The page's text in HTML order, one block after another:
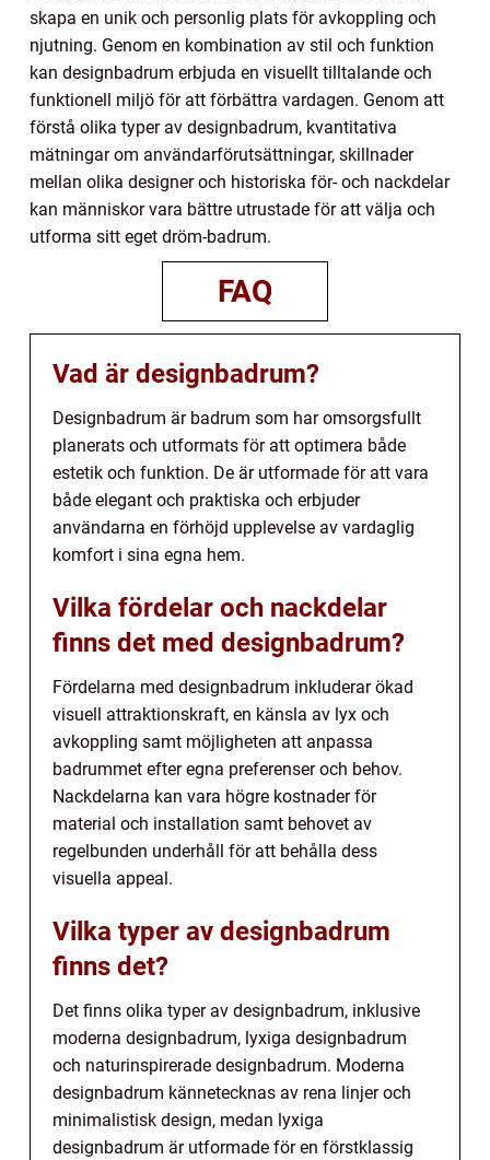
skapa en unik och personlig plats för avkoppling och
njutning. Genom en kombination av stil och funktion
kan designbadrum erbjuda en visuellt tilltalande och
funktionell miljö för att förbättra vardagen. Genom att
förstå olika typer av designbadrum, kvantitativa
mätningar om användarförutsättningar, skillnader
mellan olika designer och historiska för- och nackdelar
kan människor vara bättre utrustade för att välja och
utforma sitt eget dröm-badrum.
FAQ
Vad är designbadrum?
Designbadrum är badrum som har omsorgsfullt
planerats och utformats för att optimera både
estetik och funktion. De är utformade för att vara
både elegant och praktiska och erbjuder
användarna en förhöjd upplevelse av vardaglig
komfort i sina egna hem.
Vilka fördelar och nackdelar
finns det med designbadrum?
Fördelarna med designbadrum inkluderar ökad
visuell attraktionskraft, en känsla av lyx och
avkoppling samt möjligheten att anpassa
badrummet efter egna preferenser och behov.
Nackdelarna kan vara högre kostnader för
material och installation samt behovet av
regelbunden underhåll för att behålla dess
visuella appeal.
Vilka typer av designbadrum
finns det?
Det finns olika typer av designbadrum, inklusive
moderna designbadrum, lyxiga designbadrum
och naturinspirerade designbadrum. Moderna
designbadrum kännetecknas av rena linjer och
minimalistisk design, medan lyxiga
designbadrum är utformade för en förstklassig